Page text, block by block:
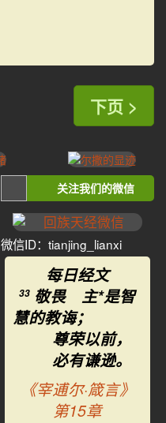
下页 >
关注我们的微信
微信ID：tianjing_lianxi
每日经文
33 敬畏 主*是智
慧的教诲；
尊荣以前，
必有谦逊。
《宰逋尔·箴言》
第15章